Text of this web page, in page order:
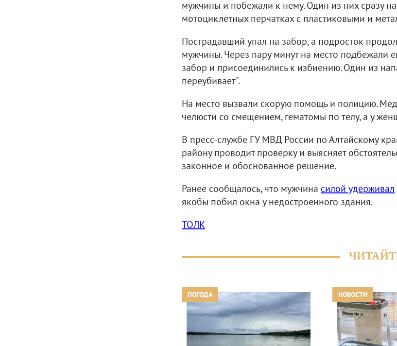
мужчины и побежали к нему. Один из них сразу
мотоциклетных перчатках с пластиковыми и
Пострадавший упал на забор, а подросток
мужчины. Через пару минут на место подбежали
забор и присоединились к избиению. Один из
переубивает".
На место вызвали скорую помощь и полицию.
челюсти со смещением, гематомы по телу, а у
В пресс-службе ГУ МВД России по Алтайскому
району проводит проверку и выясняет
законное и обоснованное решение.
Ранее сообщалось, что мужчина силой удерживал
якобы побил окна у недостроенного здания.
ТОЛК
ПОГОДА НОВОСТИ